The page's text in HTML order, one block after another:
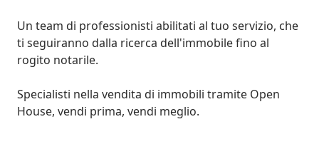
Un team di professionisti abilitati al tuo servizio, che
ti seguiranno dalla ricerca dell'immobile fino al
rogito notarile.
Specialisti nella vendita di immobili tramite Open
House, vendi prima, vendi meglio.